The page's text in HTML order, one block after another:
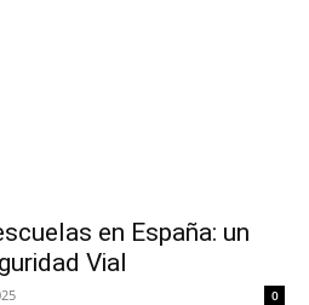
en España: un
Vial
0